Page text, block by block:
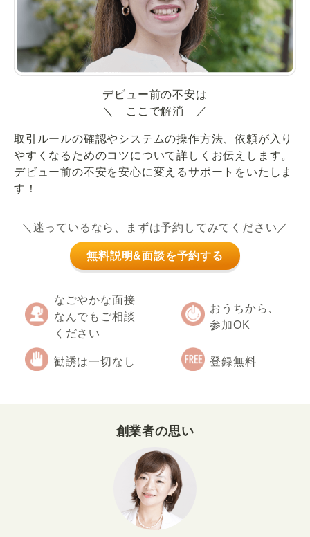
デビュー前の不安は
＼ ここで解消 ／
取引ルールの確認やシステムの操作方法、依頼が入り
やすくなるためのコツについて詳しくお伝えします。
デビュー前の不安を安心に変えるサポートをいたしま
す！
＼迷っているなら、まずは予約してみてください／
無料説明&面談を予約する
なごやかな面接
なんでもご相談
ください
おうちから、
参加OK
勧誘は一切なし 登録無料
創業者の思い